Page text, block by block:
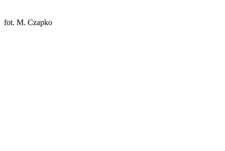
fot. M. Czapko